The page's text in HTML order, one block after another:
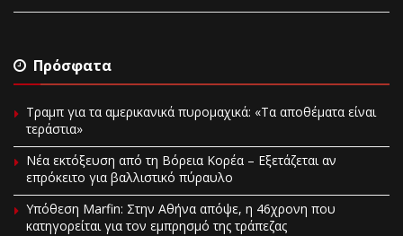
Πρόσφατα
Τραμπ για τα αμερικανικά πυρομαχικά: «Τα αποθέματα είναι
τεράστια»
Νέα εκτόξευση από τη Βόρεια Κορέα – Εξετάζεται αν
επρόκειτο για βαλλιστικό πύραυλο
Υπόθεση Marfin: Στην Αθήνα απόψε, η 46χρονη που
κατηγορείται για τον εμπρησμό της τράπεζας